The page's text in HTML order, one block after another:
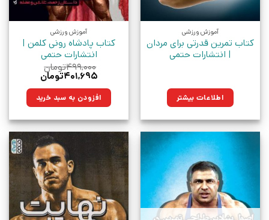
آموزش ورزشی
کتاب تمرین قدرتی برای مردان
| انتشارات حتمی
اطلاعات بیشتر
آموزش ورزشی
کتاب پادشاه رونی کلمن |
انتشارات حتمی
۴۹۹,۰۰۰تومان
قیمت
۴۹۹,۰۰۰تومان
بود.
۴۰۱,۶۹۵تومان
۴۰۱,۶۹۵تومان.افزودن به سبد خرید